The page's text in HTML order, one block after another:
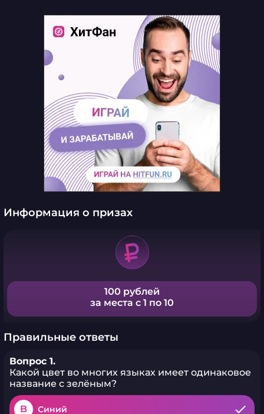
Информация о призах
100 рублей
за места с 1 по 10
Правильные ответы
Вопрос 1.
Какой цвет во многих языках имеет одинаковое
название с зелёным?
B Синий